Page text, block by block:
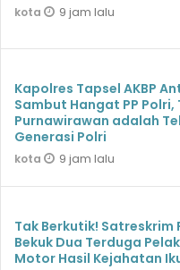
kota 9 jam lalu
Kapolres Tapsel AKBP
Sambut Hangat PP Polri,
Purnawirawan adalah
Generasi Polri
kota 9 jam lalu
Tak Berkutik! Satreskrim
Bekuk Dua Terduga
Motor Hasil Kejahatan